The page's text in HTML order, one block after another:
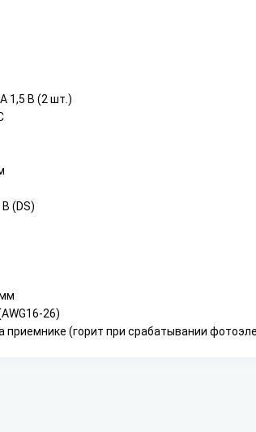
1,5 В (2 шт.)
(DS)
26)
приемнике (горит при срабатывании